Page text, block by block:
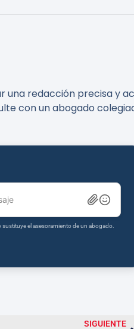
redacción precisa y
con un abogado
sustituye el asesoramiento de un abogado.
SIGUIENTE